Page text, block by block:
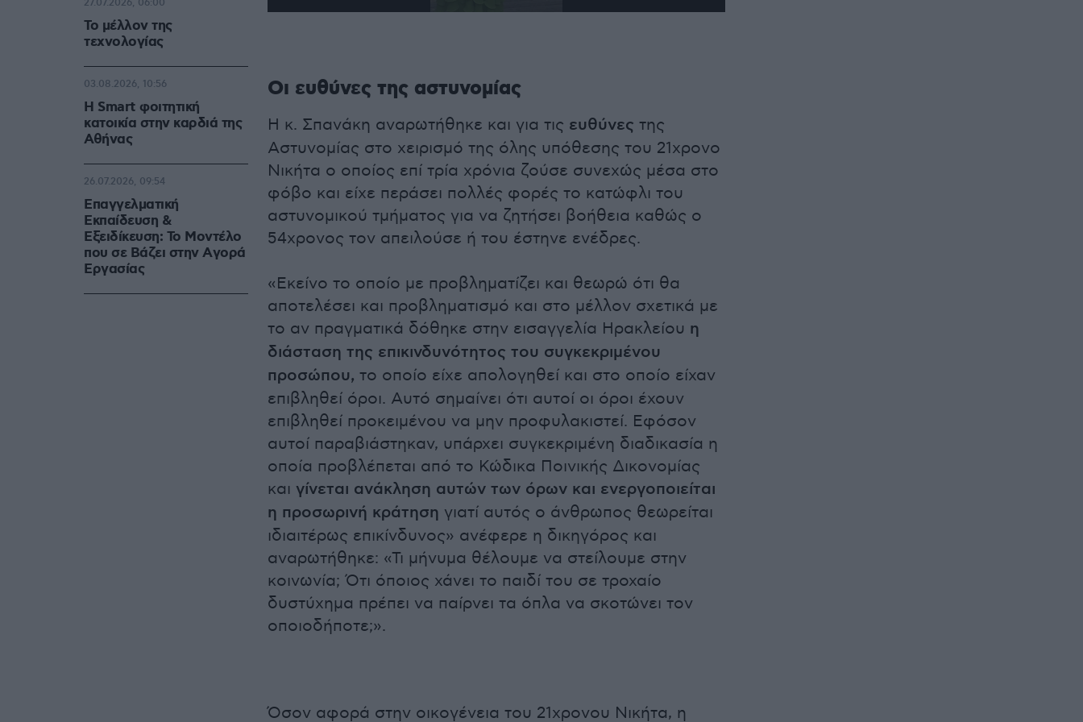
16
secondsVolume
Οι ευθύνες της αστυνομίας
Η κ. Σπανάκη αναρωτήθηκε και για τις ευθύνες της
Αστυνομίας στο χειρισμό της όλης υπόθεσης του 21χρονο
Νικήτα ο οποίος επί τρία χρόνια ζούσε συνεχώς μέσα στο
φόβο και είχε περάσει πολλές φορές το κατώφλι του
αστυνομικού τμήματος για να ζητήσει βοήθεια καθώς ο
54χρονος τον απειλούσε ή του έστηνε ενέδρες.
«Εκείνο το οποίο με προβληματίζει και θεωρώ ότι θα
αποτελέσει και προβληματισμό και στο μέλλον σχετικά με
το αν πραγματικά δόθηκε στην εισαγγελία Ηρακλείου η
διάσταση της επικινδυνότητος του συγκεκριμένου
προσώπου, το οποίο είχε απολογηθεί και στο οποίο είχαν
επιβληθεί όροι. Αυτό σημαίνει ότι αυτοί οι όροι έχουν
επιβληθεί προκειμένου να μην προφυλακιστεί. Εφόσον
αυτοί παραβιάστηκαν, υπάρχει συγκεκριμένη διαδικασία η
οποία προβλέπεται από το Κώδικα Ποινικής Δικονομίας
και γίνεται ανάκληση αυτών των όρων και ενεργοποιείται
η προσωρινή κράτηση γιατί αυτός ο άνθρωπος θεωρείται
ιδιαιτέρως επικίνδυνος» ανέφερε η δικηγόρος και
αναρωτήθηκε: «Τι μήνυμα θέλουμε να στείλουμε στην
κοινωνία; Ότι όποιος χάνει το παιδί του σε τροχαίο
δυστύχημα πρέπει να παίρνει τα όπλα να σκοτώνει τον
οποιοδήποτε;».
Όσον αφορά στην οικογένεια του 21χρονου Νικήτα, η
Το μέλλον της
τεχνολογίας
27.07.2026, 06:00
Η Smart φοιτητική
κατοικία στην καρδιά της
Αθήνας
03.08.2026, 10:56
Επαγγελματική
Εκπαίδευση &
Εξειδίκευση: Το Mοντέλο
που σε Bάζει στην Aγορά
Eργασίας
26.07.2026, 09:54